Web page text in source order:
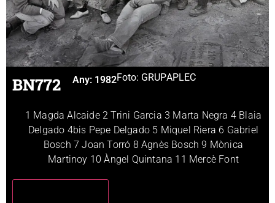
BN772 Any: 1982Foto: GRUPAPLEC
1 Magda Alcaide 2 Trini Garcia 3 Marta Negra 4 Blaia
Delgado 4bis Pepe Delgado 5 Miquel Riera 6 Gabriel
Bosch 7 Joan Torró 8 Agnès Bosch 9 Mònica
Martinoy 10 Àngel Quintana 11 Mercè Font